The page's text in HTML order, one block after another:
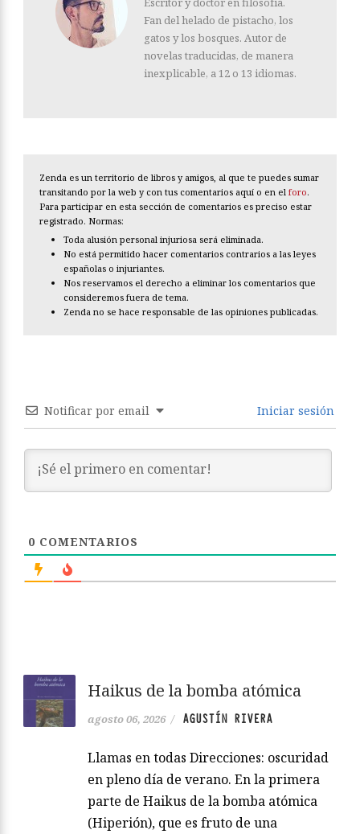
Fan del helado de pistacho, los
gatos y los bosques. Autor de
novelas traducidas, de manera
inexplicable, a 12 o 13 idiomas.
Zenda es un territorio de libros y amigos, al que te puedes sumar
transitando por la web y con tus comentarios aquí o en el foro.
Para participar en esta sección de comentarios es preciso estar
registrado. Normas:
Toda alusión personal injuriosa será eliminada.
No está permitido hacer comentarios contrarios a las leyes
españolas o injuriantes.
Nos reservamos el derecho a eliminar los comentarios que
consideremos fuera de tema.
Zenda no se hace responsable de las opiniones publicadas.
Notificar por email Iniciar sesión
0 COMENTARIOS
Haikus de la bomba atómica
agosto 06, 2026 / AGUSTÍN RIVERA
Llamas en todas Direcciones: oscuridad
en pleno día de verano. En la primera
parte de Haikus de la bomba atómica
(Hiperión), que es fruto de una